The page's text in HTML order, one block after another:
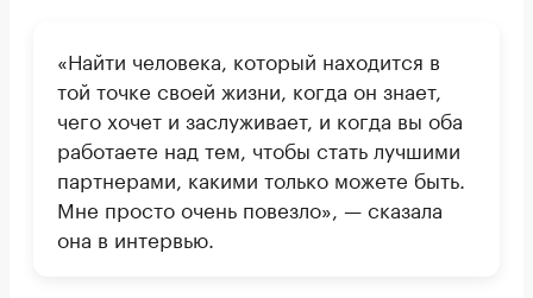
«Найти человека, который находится в
той точке своей жизни, когда он знает,
чего хочет и заслуживает, и когда вы оба
работаете над тем, чтобы стать лучшими
партнерами, какими только можете быть.
Мне просто очень повезло», — сказала
она в интервью.